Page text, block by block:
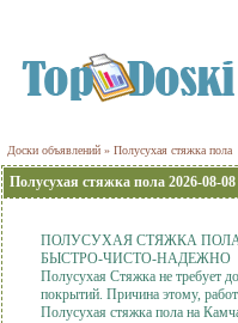
Доски объявлений » Полусухая стяжка пола
Полусухая стяжка пола 2026-08-08
ПОЛУСУХАЯ СТЯЖКА ПОЛА
БЫСТРО-ЧИСТО-НАДЕЖНО
Полусухая Cтяжка нe трeбует
покрытий. Причина этому,
Полусухая стяжка пола на